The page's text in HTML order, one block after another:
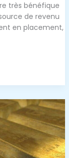
très bénéfique
de revenu
en placement,